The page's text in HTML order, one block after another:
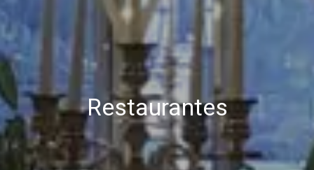
Restaurantes